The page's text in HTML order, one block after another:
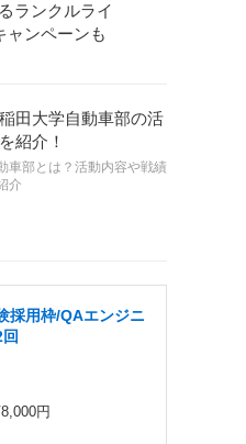
ランクルライ
ャンペーンも
田大学自動車部の活
紹介！
車部とは？活動内容や戦績
介
採用枠/QAエンジニ
円